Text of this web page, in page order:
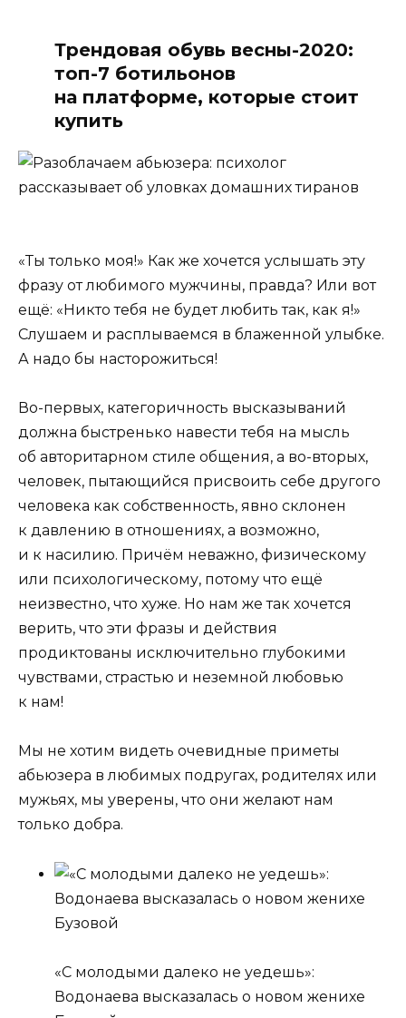
Трендовая обувь весны-2020:
топ-7 ботильонов
на платформе, которые стоит
купить
«Ты только моя!» Как же хочется услышать эту
фразу от любимого мужчины, правда? Или вот
ещё: «Никто тебя не будет любить так, как я!»
Слушаем и расплываемся в блаженной улыбке.
А надо бы насторожиться!
Во-первых, категоричность высказываний
должна быстренько навести тебя на мысль
об авторитарном стиле общения, а во-вторых,
человек, пытающийся присвоить себе другого
человека как собственность, явно склонен
к давлению в отношениях, а возможно,
и к насилию. Причём неважно, физическому
или психологическому, потому что ещё
неизвестно, что хуже. Но нам же так хочется
верить, что эти фразы и действия
продиктованы исключительно глубокими
чувствами, страстью и неземной любовью
к нам!
Мы не хотим видеть очевидные приметы
абьюзера в любимых подругах, родителях или
мужьях, мы уверены, что они желают нам
только добра.
«С молодыми далеко не уедешь»:
Водонаева высказалась о новом женихе